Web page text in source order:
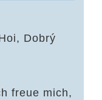
Dobrý
freue mich,